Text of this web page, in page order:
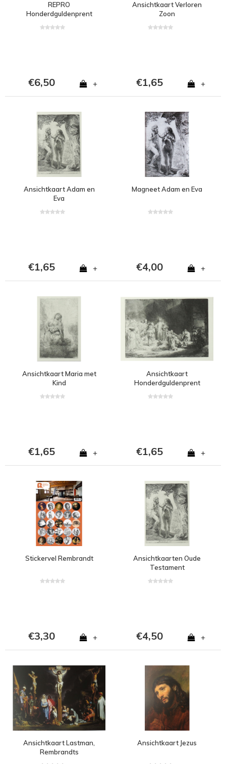
REPRO
Honderdguldenprent
€6,50 +
Ansichtkaart Verloren
Zoon
€1,65 +
Ansichtkaart Adam en
Eva
€1,65 +
Magneet Adam en Eva
€4,00 +
Ansichtkaart Maria met
Kind
€1,65 +
Ansichtkaart
Honderdguldenprent
€1,65 +
Stickervel Rembrandt
€3,30 +
Ansichtkaarten Oude
Testament
€4,50 +
Ansichtkaart Lastman,
Rembrandts
Ansichtkaart Jezus